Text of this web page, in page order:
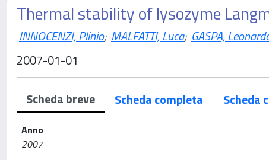
Thermal stability of lysozyme
INNOCENZI, Plinio; MALFATTI, Luca; GASPA,
2007-01-01
Scheda breve Scheda completa Scheda
Anno
2007